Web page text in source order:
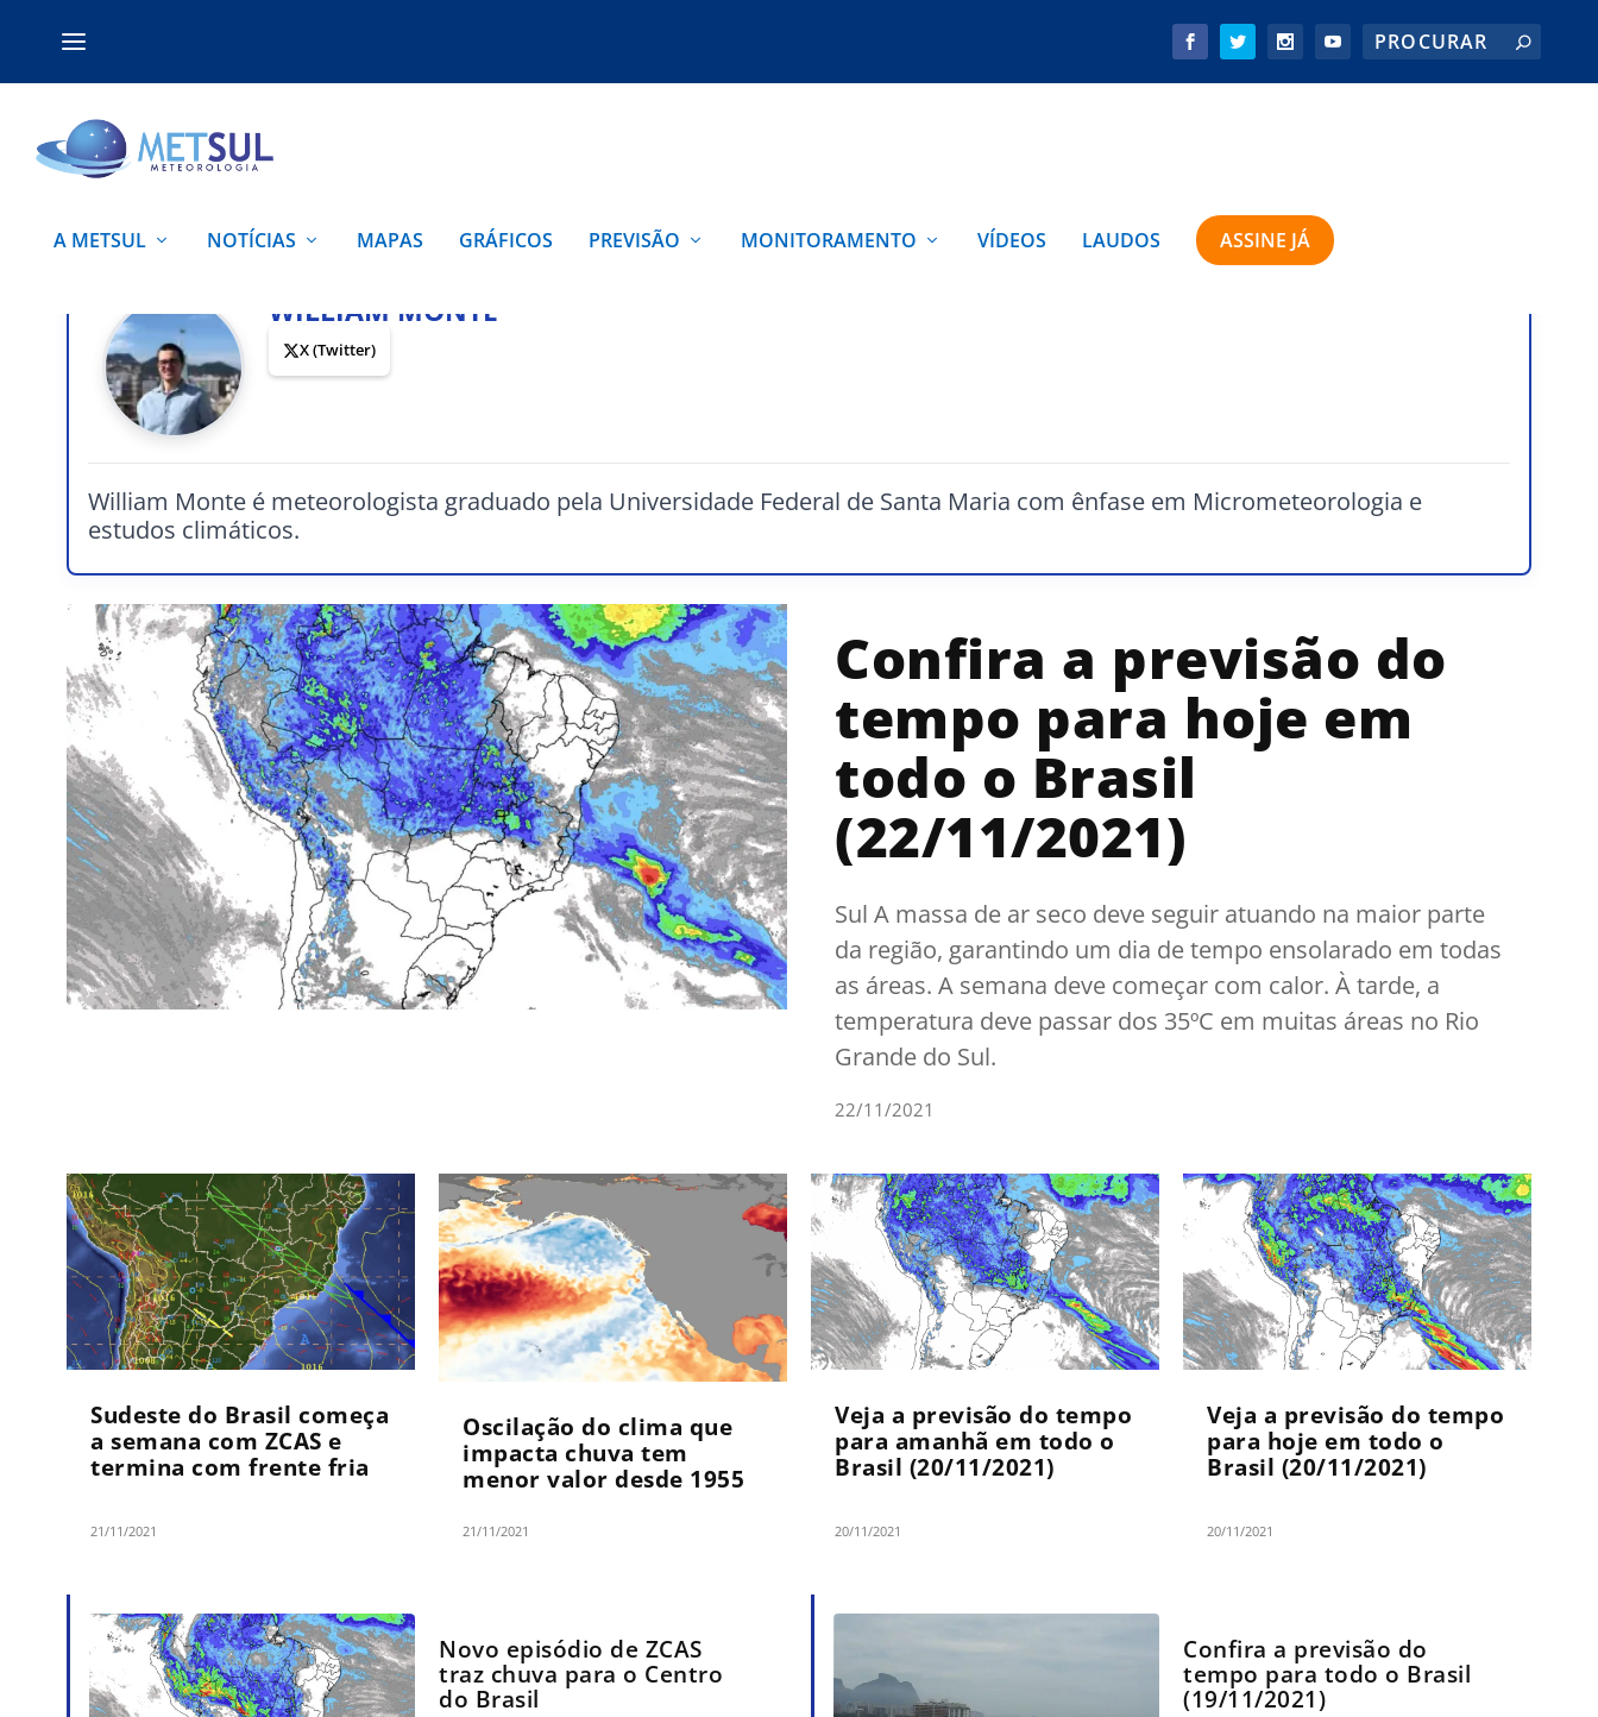
A METSUL NOTÍCIAS MAPAS GRÁFICOS PREVISÃO MONITORAMENTO VÍDEOS LAUDOS ASSINE JÁ
WILLIAM MONTE
X (Twitter)
William Monte é meteorologista graduado pela Universidade Federal de Santa Maria com ênfase em Micrometeorologia e
estudos climáticos.
Confira a previsão do
tempo para hoje em
todo o Brasil
(22/11/2021)
Sul A massa de ar seco deve seguir atuando na maior parte
da região, garantindo um dia de tempo ensolarado em todas
as áreas. A semana deve começar com calor. À tarde, a
temperatura deve passar dos 35ºC em muitas áreas no Rio
Grande do Sul.
22/11/2021
Sudeste do Brasil começa
a semana com ZCAS e
termina com frente fria
21/11/2021
Oscilação do clima que
impacta chuva tem
menor valor desde 1955
21/11/2021
Veja a previsão do tempo
para amanhã em todo o
Brasil (20/11/2021)
20/11/2021
Veja a previsão do tempo
para hoje em todo o
Brasil (20/11/2021)
20/11/2021
Novo episódio de ZCAS
traz chuva para o Centro
do Brasil
Confira a previsão do
tempo para todo o Brasil
(19/11/2021)